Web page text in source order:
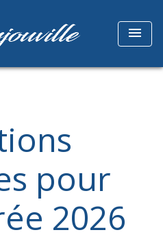
menu
pour
2026